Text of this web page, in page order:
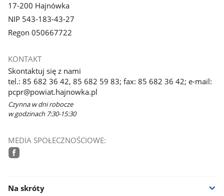
17-200 Hajnówka
NIP 543-183-43-27
Regon 050667722
KONTAKT
Skontaktuj się z nami
tel.: 85 682 36 42, 85 682 59 83; fax: 85 682 36 42; e-mail:
pcpr@powiat.hajnowka.pl
Czynna w dni robocze
w godzinach 7:30-15:30
MEDIA SPOŁECZNOŚCIOWE:
Na skróty